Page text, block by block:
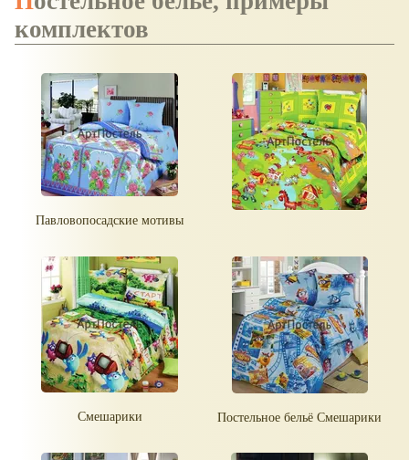
комплектов
Павловопосадские мотивы
Смешарики Постельное бельё Смешарики